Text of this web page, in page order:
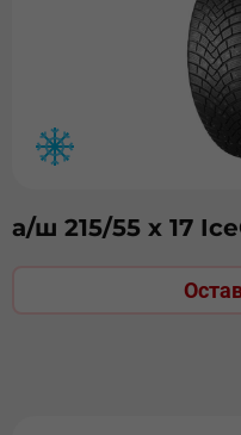
а/ш 215/55 х 17